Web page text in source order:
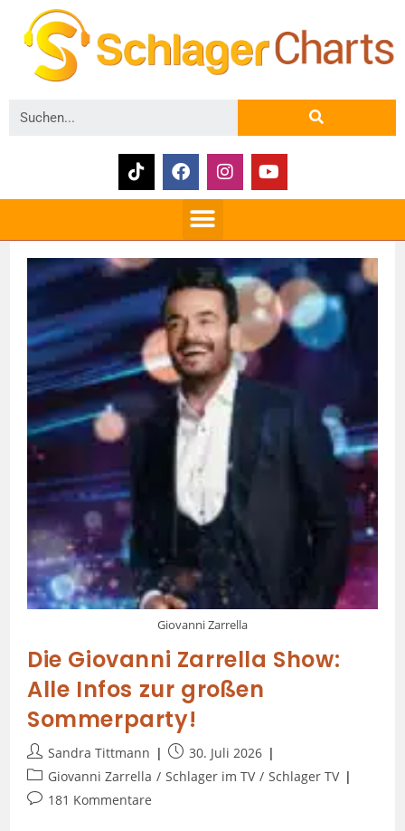
Giovanni Zarrella
Die Giovanni Zarrella Show:
Alle Infos zur großen
Sommerparty!
Sandra Tittmann
30. Juli 2026
Giovanni Zarrella / Schlager im TV / Schlager TV
181 Kommentare